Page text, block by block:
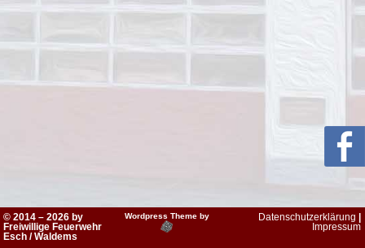
© 2014 – 2026 by
Freiwillige Feuerwehr
Esch / Waldems
Wordpress Theme by Datenschutzerklärung
Impressum